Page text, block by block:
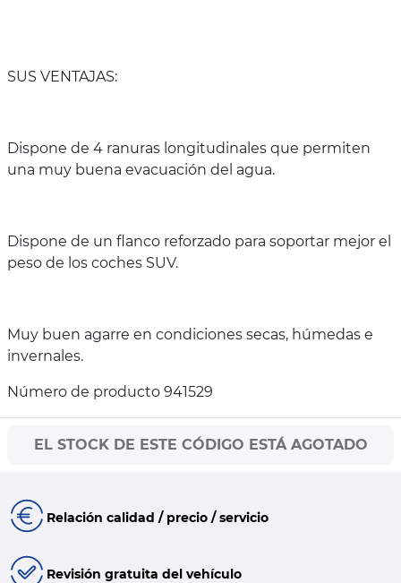
SUS VENTAJAS:
Dispone de 4 ranuras longitudinales que permiten
una muy buena evacuación del agua.
Dispone de un flanco reforzado para soportar mejor el
peso de los coches SUV.
Muy buen agarre en condiciones secas, húmedas e
invernales.
Número de producto 941529
EL STOCK DE ESTE CÓDIGO ESTÁ AGOTADO
Relación calidad / precio / servicio
Revisión gratuita del vehículo